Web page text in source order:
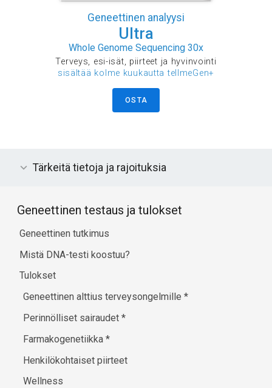
Geneettinen analyysi
Ultra
Whole Genome Sequencing 30x
Terveys, esi-isät, piirteet ja hyvinvointi
sisältää kolme kuukautta tellmeGen+
OSTA
Tärkeitä tietoja ja rajoituksia
Geneettinen testaus ja tulokset
Geneettinen tutkimus
Mistä DNA-testi koostuu?
Tulokset
Geneettinen alttius terveysongelmille*
Perinnölliset sairaudet*
Farmakogenetiikka*
Henkilökohtaiset piirteet
Wellness